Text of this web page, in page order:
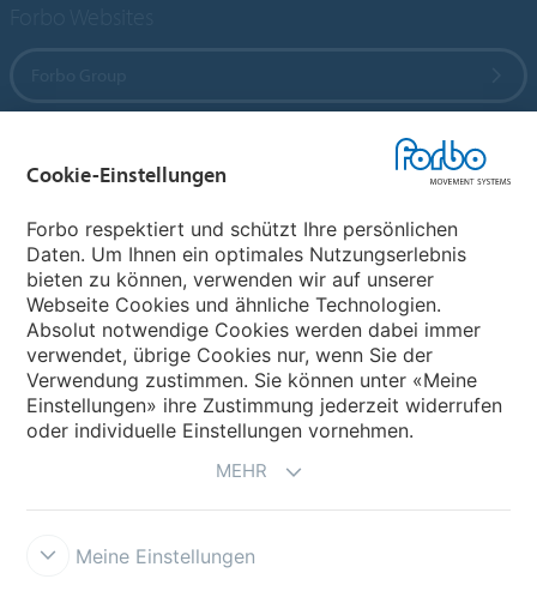
Wählen Sie ein Land
Wählen Sie Ihr Land
Cookie-Einstellungen
Forbo respektiert und schützt Ihre persönlichen
Daten. Um Ihnen ein optimales Nutzungserlebnis
bieten zu können, verwenden wir auf unserer
Webseite Cookies und ähnliche Technologien.
Absolut notwendige Cookies werden dabei immer
verwendet, übrige Cookies nur, wenn Sie der
Verwendung zustimmen. Sie können unter «Meine
Einstellungen» ihre Zustimmung jederzeit widerrufen
oder individuelle Einstellungen vornehmen.
MEHR
Meine Einstellungen